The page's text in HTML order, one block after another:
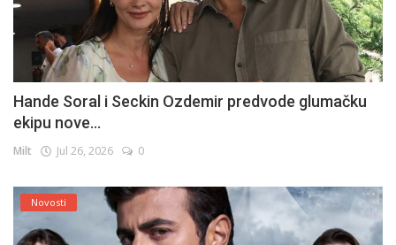
Hande Soral i Seckin Ozdemir predvode glumačku
ekipu nove...
Milt Jul 26, 2026 0
Novosti